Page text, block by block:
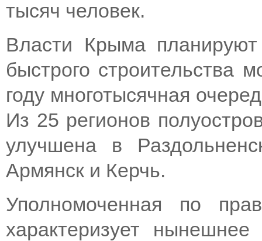
тысяч человек.
Власти Крыма
быстрого строительства
году многотысячная
Из 25 регионов
улучшена в
Армянск и Керчь.
Уполномоченная по
характеризует